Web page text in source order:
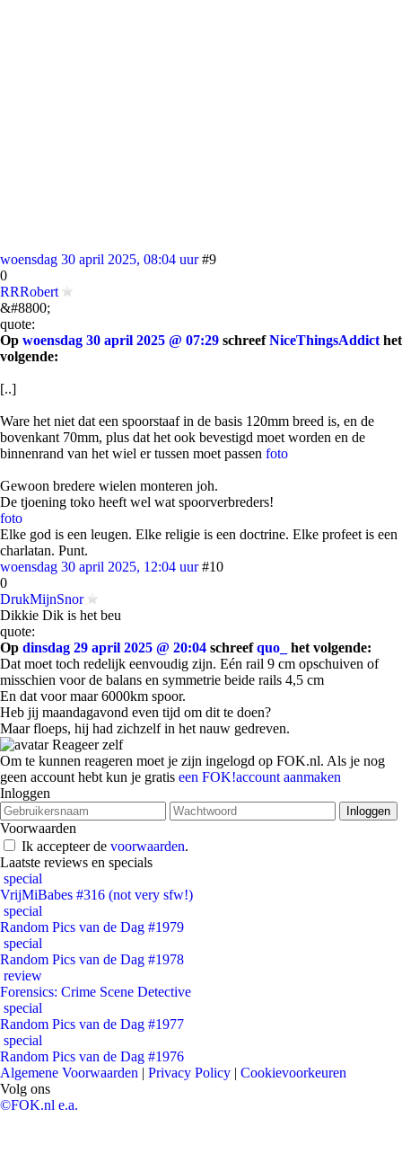
woensdag 30 april 2025, 08:04 uur #9
0
RRRobert
&#8800;
quote:
Op woensdag 30 april 2025 @ 07:29 schreefNiceThingsAddict het
volgende:
[..]
Ware het niet dat een spoorstaaf in de basis 120mm breed is, en de
bovenkant 70mm, plus dat het ook bevestigd moet worden en de
binnenrand van het wiel er tussen moet passen foto
Gewoon bredere wielen monteren joh.
De tjoening toko heeft wel wat spoorverbreders!
foto
Elke god is een leugen. Elke religie is een doctrine. Elke profeet is een
charlatan. Punt.
woensdag 30 april 2025, 12:04 uur #10
0
DrukMijnSnor
Dikkie Dik is het beu
quote:
Op dinsdag 29 april 2025 @ 20:04 schreefquo_
het volgende:
Dat moet toch redelijk eenvoudig zijn. Eén rail 9 cm opschuiven of
misschien voor de balans en symmetrie beide rails 4,5 cm
En dat voor maar 6000km spoor.
Heb jij maandagavond even tijd om dit te doen?
Maar floeps, hij had zichzelf in het nauw gedreven.
Reageer zelf
Om te kunnen reageren moet je zijn ingelogd op FOK.nl. Als je nog
geen account hebt kun je gratis een FOK!account aanmaken
Inloggen
Voorwaarden
Ik accepteer de voorwaarden.
Laatste reviews en specials
special
VrijMiBabes #316 (not very sfw!)
special
Random Pics van de Dag #1979
special
Random Pics van de Dag #1978
review
Forensics: Crime Scene Detective
special
Random Pics van de Dag #1977
special
Random Pics van de Dag #1976
Algemene Voorwaarden | Privacy Policy | Cookievoorkeuren
Volg ons
©FOK.nl e.a.